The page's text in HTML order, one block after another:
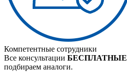
Компетентные сотрудники
Все консультации БЕСПЛАТНЫЕ
подбираем аналоги.